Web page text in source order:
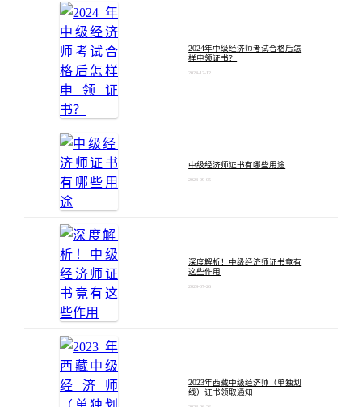
2024年中级经济师考试合格后怎
样申领证书？
2024-12-12
中级经济师证书有哪些用途
2024-09-05
深度解析！中级经济师证书竟有
这些作用
2024-07-26
2023年西藏中级经济师（单独划
线）证书领取通知